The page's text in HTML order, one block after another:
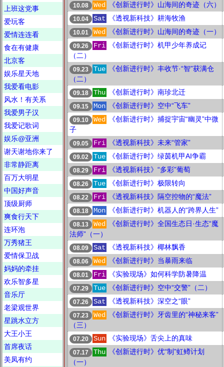
上班这党事
爱玩客
爱情连连看
食在有健康
北京客
娱乐星天地
我爱看电影
风水！有关系
我爱男子汉
我爱记歌词
娱乐@亚洲
谢天谢地你来了
非常静距离
百万大明星
中国好声音
顶级厨师
爽食行天下
连环泡
万秀猪王
爱情保卫战
妈妈的牵挂
欢乐智多星
音乐厅
老梁观世界
星跳水立方
大王小王
首席夜话
美凤有约
10.08 Wed 《创新进行时》山海间的奇迹（六）
10.04 Sat 《透视新科技》耕海牧渔
10.01 Wed 《创新进行时》山海间的奇迹（一）
09.26 Fri
《创新进行时》机甲少年养成记
（二）
09.23 Tue
《创新进行时》丰收节·“智”获满仓
（二）
09.18 Thu 《创新进行时》南珍北迁
09.15 Mon 《创新进行时》空中“飞车”
09.10 Wed
《创新进行时》捕捉宇宙“幽灵”中微
子
09.05 Fri 《透视新科技》未来“管家”
09.02 Tue 《创新进行时》绿茵机甲AI争霸
08.29 Fri 《透视新科技》“多彩”葡萄
08.26 Tue 《创新进行时》极限转向
08.22 Fri 《透视新科技》隔空控物的“魔法”
08.18 Mon 《创新进行时》机器人的“跨界人生”
08.13 Wed
《创新进行时》全国生态日·生态“魔
法师”（一）
08.09 Sat 《透视新科技》椰林飘香
08.06 Wed 《创新进行时》当暴雨来临
08.01 Fri 《实验现场》如何科学防暑降温
07.29 Tue 《创新进行时》空中“交警”（二）
07.26 Sat 《透视新科技》深空之“眼”
07.23 Wed
《创新进行时》牙齿里的“神秘来客”
（三）
07.20 Sun 《实验现场》舌尖上的真味
07.17 Thu
《创新进行时》优“制”虹鳟计划
（一）